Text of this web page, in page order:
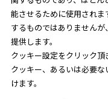
能させるために使用され
するものではありません
提供します。
クッキー設定をクリック
クッキー、あるいは必要
けます。